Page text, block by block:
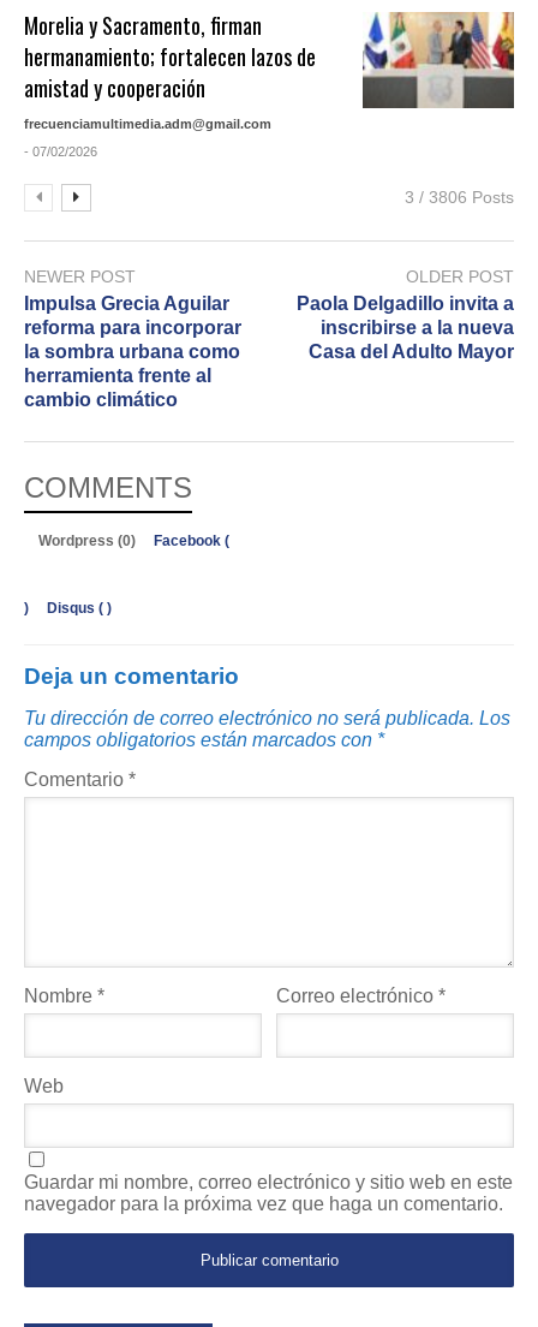
Morelia y Sacramento, firman
hermanamiento; fortalecen lazos de
amistad y cooperación
frecuenciamultimedia.adm@gmail.com
- 07/02/2026
3 / 3806 Posts
NEWER POST
Impulsa Grecia Aguilar
reforma para incorporar
la sombra urbana como
herramienta frente al
cambio climático
OLDER POST
Paola Delgadillo invita a
inscribirse a la nueva
Casa del Adulto Mayor
COMMENTS
Wordpress (0) Facebook (
) Disqus ( )
Deja un comentario
Tu dirección de correo electrónico no será publicada. Los
campos obligatorios están marcados con *
Comentario *
Nombre * Correo electrónico*
Web
Guardar mi nombre, correo electrónico y sitio web en este
navegador para la próxima vez que haga un comentario.